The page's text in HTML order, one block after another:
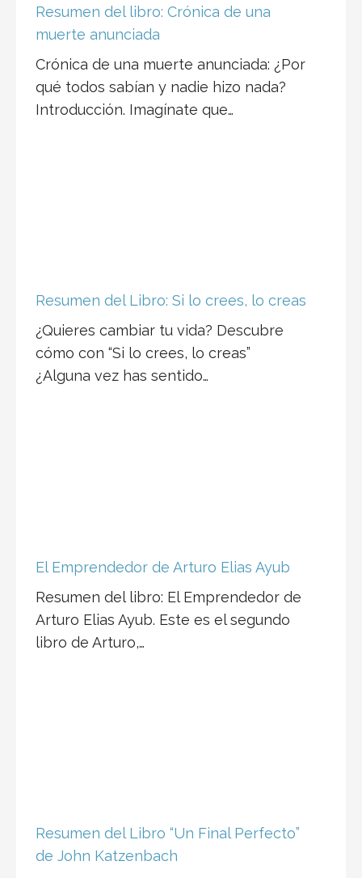
Resumen del libro: Crónica de una
muerte anunciada
Crónica de una muerte anunciada: ¿Por
qué todos sabían y nadie hizo nada?
Introducción. Imagínate que…
Resumen del Libro: Si lo crees, lo creas
¿Quieres cambiar tu vida? Descubre
cómo con “Si lo crees, lo creas”
¿Alguna vez has sentido…
El Emprendedor de Arturo Elias Ayub
Resumen del libro: El Emprendedor de
Arturo Elias Ayub. Este es el segundo
libro de Arturo,…
Resumen del Libro “Un Final Perfecto”
de John Katzenbach